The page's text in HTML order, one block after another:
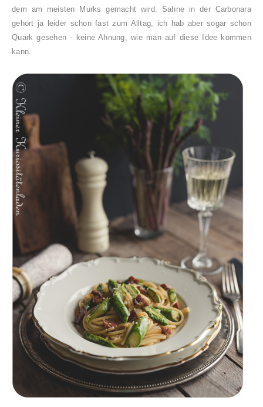
dem am meisten Murks gemacht wird. Sahne in der Carbonara
gehört ja leider schon fast zum Alltag, ich hab aber sogar schon
Quark gesehen - keine Ahnung, wie man auf diese Idee kommen
kann.